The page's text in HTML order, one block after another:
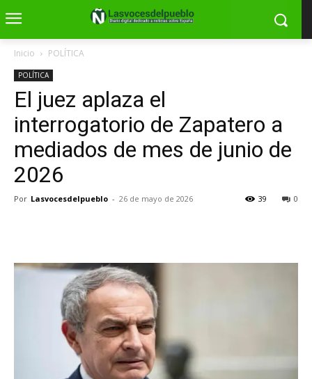
Inicio POLÍTICA
POLÍTICA
El juez aplaza el
interrogatorio de Zapatero a
mediados de mes de junio de
2026
Por Lasvocesdelpueblo - 26 de mayo de 2026 0
39